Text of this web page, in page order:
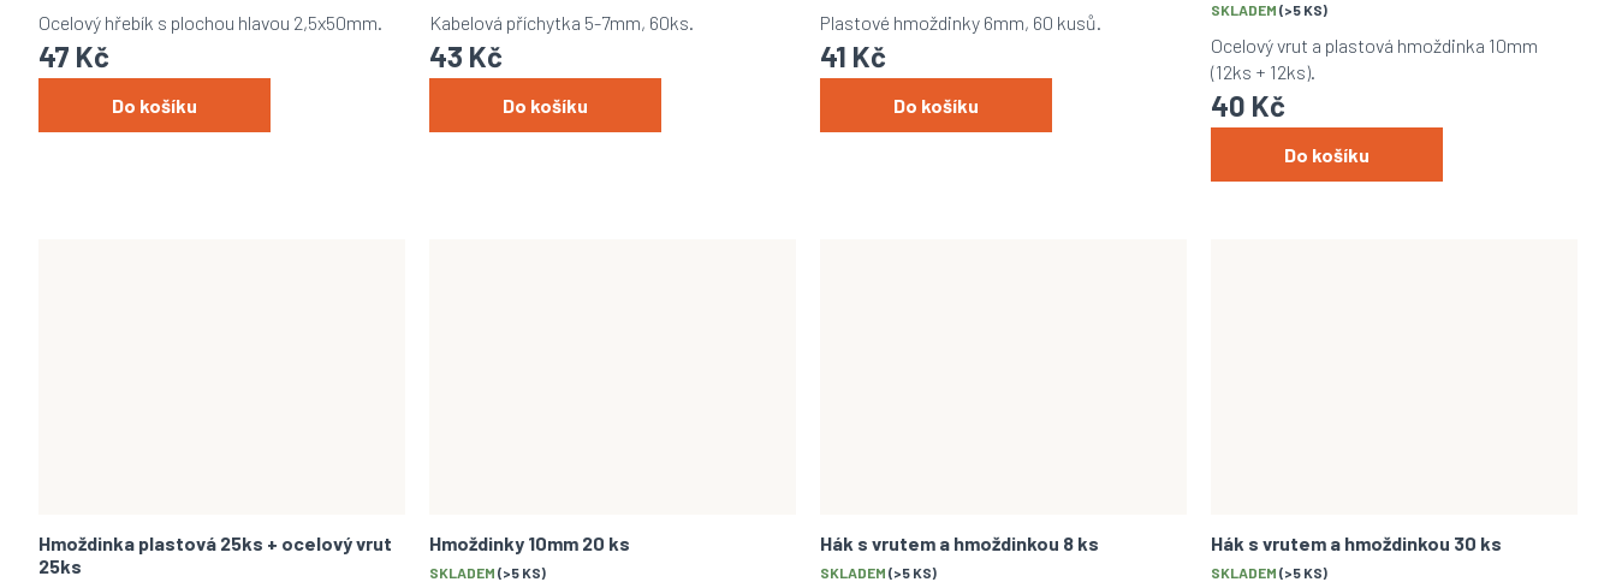
47 Kč
Do košíku
Ocelový hřebík s plochou hlavou 2,5x50mm.
43 Kč
Do košíku
Kabelová příchytka 5-7mm, 60ks.
41 Kč
Do košíku
Plastové hmoždinky 6mm, 60 kusů.
SKLADEM (>5 KS)
40 Kč
Do košíku
Ocelový vrut a plastová hmoždinka 10mm
(12ks + 12ks).
Hmoždinka plastová 25ks + ocelový vrut
25ks
Hmoždinky 10mm 20 ks
SKLADEM (>5 KS)
Hák s vrutem a hmoždinkou 8 ks
SKLADEM (>5 KS)
Hák s vrutem a hmoždinkou 30 ks
SKLADEM (>5 KS)